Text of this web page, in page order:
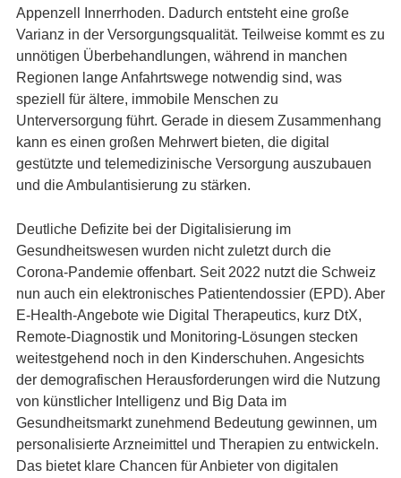
Appenzell Innerrhoden. Dadurch entsteht eine große
Varianz in der Versorgungsqualität. Teilweise kommt es zu
unnötigen Überbehandlungen, während in manchen
Regionen lange Anfahrtswege notwendig sind, was
speziell für ältere, immobile Menschen zu
Unterversorgung führt. Gerade in diesem Zusammenhang
kann es einen großen Mehrwert bieten, die digital
gestützte und telemedizinische Versorgung auszubauen
und die Ambulantisierung zu stärken.
Deutliche Defizite bei der Digitalisierung im
Gesundheitswesen wurden nicht zuletzt durch die
Corona-Pandemie offenbart. Seit 2022 nutzt die Schweiz
nun auch ein elektronisches Patientendossier (EPD). Aber
E-Health-Angebote wie Digital Therapeutics, kurz DtX,
Remote-Diagnostik und Monitoring-Lösungen stecken
weitestgehend noch in den Kinderschuhen. Angesichts
der demografischen Herausforderungen wird die Nutzung
von künstlicher Intelligenz und Big Data im
Gesundheitsmarkt zunehmend Bedeutung gewinnen, um
personalisierte Arzneimittel und Therapien zu entwickeln.
Das bietet klare Chancen für Anbieter von digitalen